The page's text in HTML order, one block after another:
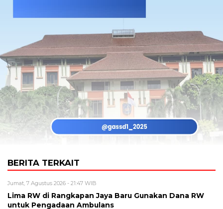
BERITA TERKAIT
Jumat, 7 Agustus 2026 - 21:47 WIB
Lima RW di Rangkapan Jaya Baru Gunakan Dana RW
untuk Pengadaan Ambulans